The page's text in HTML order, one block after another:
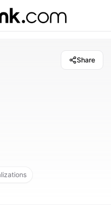
Share